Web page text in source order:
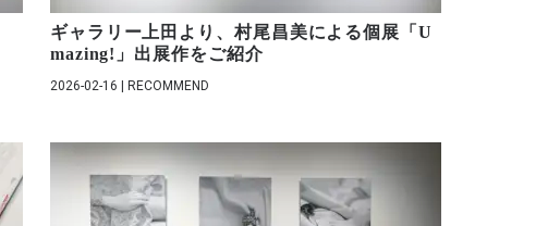
ギャラリー上田より、村尾昌美による個展「U
mazing!」出展作をご紹介
2026-02-16 | RECOMMEND